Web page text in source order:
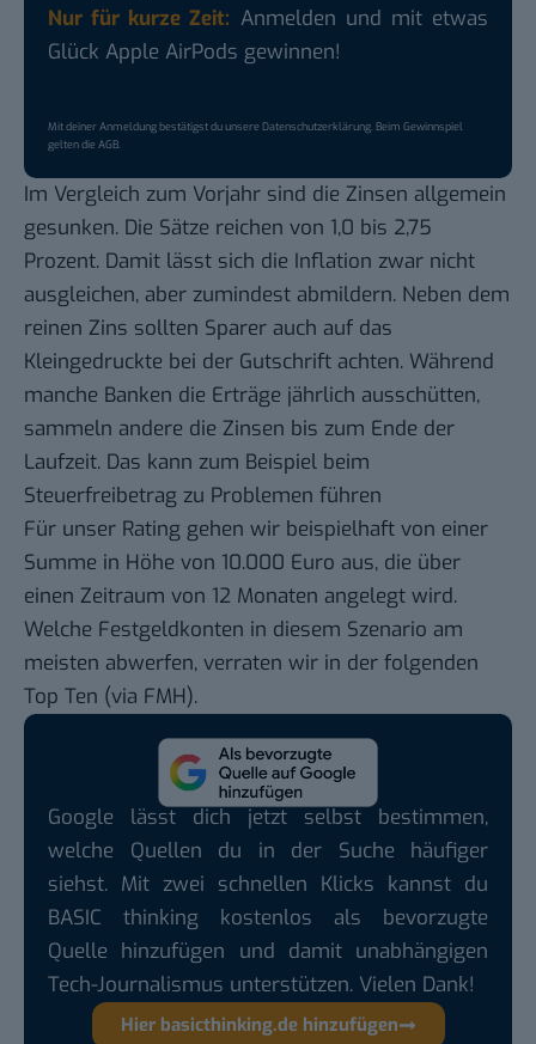
Nur für kurze Zeit: Anmelden und mit etwas
Glück Apple AirPods gewinnen!
Mit deiner Anmeldung bestätigst du unsereDatenschutzerklärung. Beim Gewinnspiel
gelten dieAGB.
Im Vergleich zum Vorjahr sind die Zinsen allgemein
gesunken. Die Sätze reichen von 1,0 bis 2,75
Prozent. Damit lässt sich die Inflation zwar nicht
ausgleichen, aber zumindest abmildern. Neben dem
reinen Zins sollten Sparer auch auf das
Kleingedruckte bei der Gutschrift achten. Während
manche Banken die Erträge jährlich ausschütten,
sammeln andere die Zinsen bis zum Ende der
Laufzeit. Das kann zum Beispiel beim
Steuerfreibetrag zu Problemen führen
Für unser Rating gehen wir beispielhaft von einer
Summe in Höhe von 10.000 Euro aus, die über
einen Zeitraum von 12 Monaten angelegt wird.
Welche Festgeldkonten in diesem Szenario am
meisten abwerfen, verraten wir in der folgenden
Top Ten (via FMH).
Google lässt dich jetzt selbst bestimmen,
welche Quellen du in der Suche häufiger
siehst. Mit zwei schnellen Klicks kannst du
BASIC thinking kostenlos als bevorzugte
Quelle hinzufügen und damit unabhängigen
Tech-Journalismus unterstützen. Vielen Dank!
Hier basicthinking.de hinzufügen